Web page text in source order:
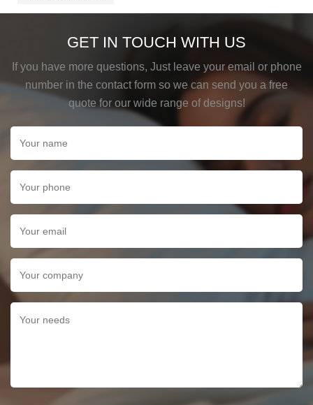
GET IN TOUCH WITH US
If you have more questions, Just leave your email or phone
number in the contact form so we can send you a free
quote for our wide range of designs!